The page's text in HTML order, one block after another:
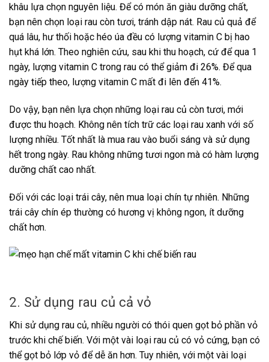
khâu lựa chọn nguyên liệu. Để có món ăn giàu dưỡng chất,
bạn nên chọn loại rau còn tươi, tránh dập nát. Rau củ quả để
quá lâu, hư thối hoặc héo úa đều có lượng vitamin C bị hao
hụt khá lớn. Theo nghiên cứu, sau khi thu hoạch, cứ để qua 1
ngày, lượng vitamin C trong rau có thể giảm đi 26%. Để qua
ngày tiếp theo, lượng vitamin C mất đi lên đến 41%.
Do vậy, bạn nên lựa chọn những loại rau củ còn tươi, mới
được thu hoạch. Không nên tích trữ các loại rau xanh với số
lượng nhiều. Tốt nhất là mua rau vào buổi sáng và sử dụng
hết trong ngày. Rau không những tươi ngon mà có hàm lượng
dưỡng chất cao nhất.
Đối với các loại trái cây, nên mua loại chín tự nhiên. Những
trái cây chín ép thường có hương vị không ngon, ít dưỡng
chất hơn.
2. Sử dụng rau củ cả vỏ
Khi sử dụng rau củ, nhiều người có thói quen gọt bỏ phần vỏ
trước khi chế biến. Với một vài loại rau củ có vỏ cứng, bạn có
thể gọt bỏ lớp vỏ để dễ ăn hơn. Tuy nhiên, với một vài loại